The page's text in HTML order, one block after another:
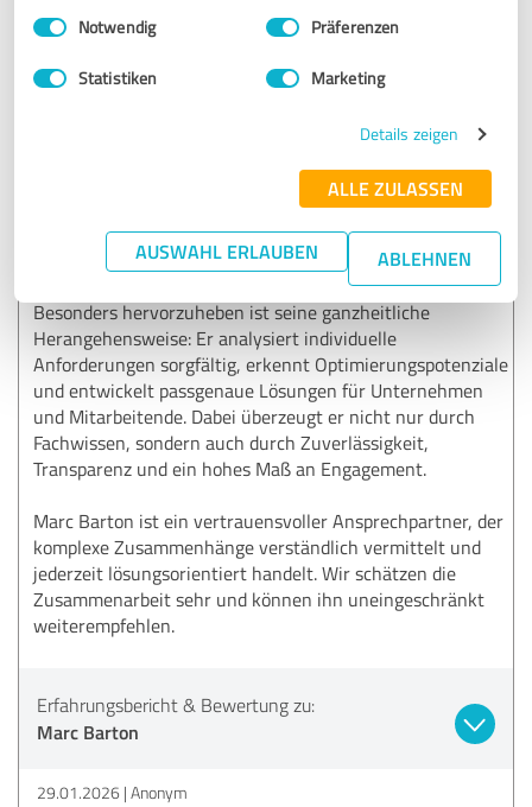
Impressum Datenschutzbestimmungen
Einwilligungsauswahl
Notwendig Präferenzen
Statistiken Marketing
Details zeigen
ALLE ZULASSEN
AUSWAHL ERLAUBEN ABLEHNEN
SEHR GUT
rund um Vorsorge, Absicherung, Versicherungen und
unterstützt. Seine fachliche Expertise, gepaart mit einer
klaren, strukturierten und verständlichen Beratung, hat
maßgeblich dazu beigetragen, fundierte und nachhaltige
Entscheidungen zu treffen.
Besonders hervorzuheben ist seine ganzheitliche
Herangehensweise: Er analysiert individuelle
Anforderungen sorgfältig, erkennt Optimierungspotenziale
und entwickelt passgenaue Lösungen für Unternehmen
und Mitarbeitende. Dabei überzeugt er nicht nur durch
Fachwissen, sondern auch durch Zuverlässigkeit,
Transparenz und ein hohes Maß an Engagement.
Marc Barton ist ein vertrauensvoller Ansprechpartner, der
komplexe Zusammenhänge verständlich vermittelt und
jederzeit lösungsorientiert handelt. Wir schätzen die
Zusammenarbeit sehr und können ihn uneingeschränkt
weiterempfehlen.
Erfahrungsbericht & Bewertung zu:
Marc Barton
29.01.2026 Anonym